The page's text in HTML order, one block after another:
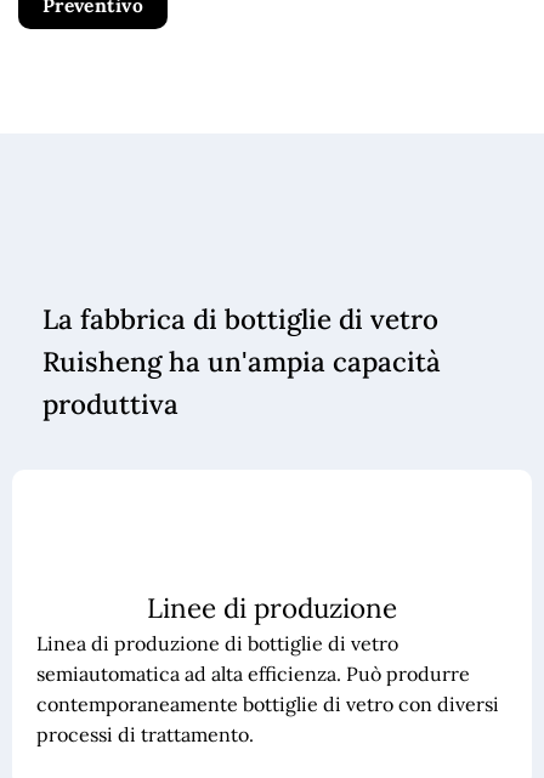
Preventivo
La fabbrica di bottiglie di vetro
Ruisheng ha un'ampia capacità
produttiva
Linee di produzione
Linea di produzione di bottiglie di vetro
semiautomatica ad alta efficienza. Può produrre
contemporaneamente bottiglie di vetro con diversi
processi di trattamento.